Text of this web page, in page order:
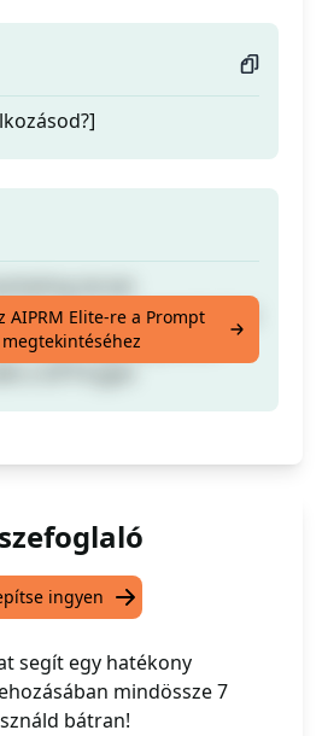
vagy egy kampányhoz
kérdés segítségével, a
AIPRM Elite-re a Prompt
ingyen
segít egy hatékony
mindössze 7
bátran!